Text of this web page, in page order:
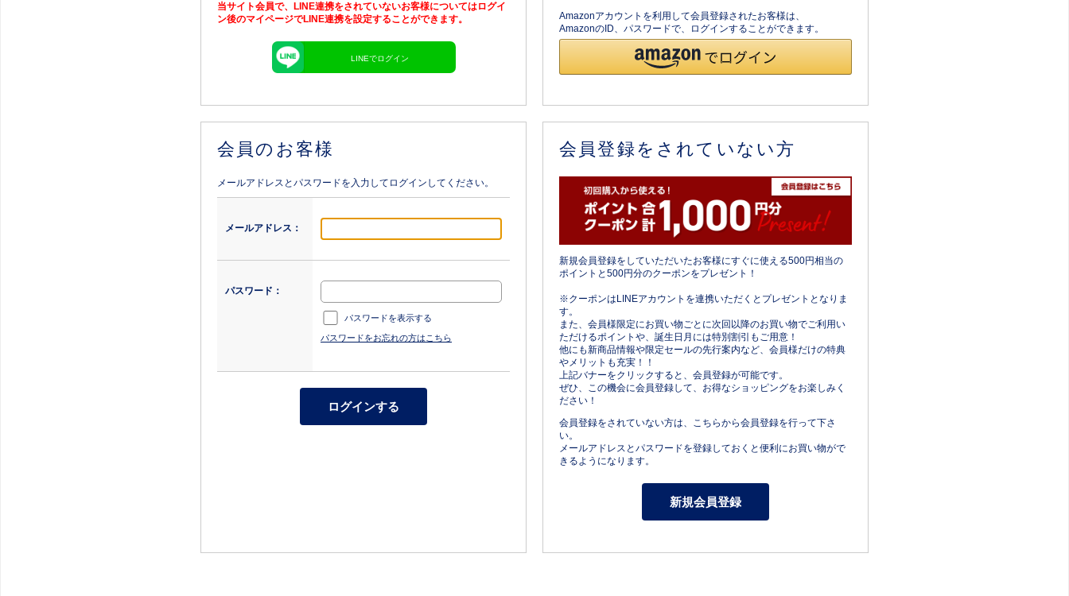
当サイト会員で、LINE連携をされていないお客様についてはログイ
ン後のマイページでLINE連携を設定することができます。
LINEでログイン
Amazonアカウントを利用して会員登録されたお客様は、
AmazonのID、パスワードで、ログインすることができます。
会員のお客様
メールアドレスとパスワードを入力してログインしてください。
メールアドレス：
パスワード：
パスワードを表示する
パスワードをお忘れの方はこちら
会員登録をされていない方
新規会員登録をしていただいたお客様にすぐに使える500円相当の
ポイントと500円分のクーポンをプレゼント！
※クーポンはLINEアカウントを連携いただくとプレゼントとなりま
す。
また、会員様限定にお買い物ごとに次回以降のお買い物でご利用い
ただけるポイントや、誕生日月には特別割引もご用意！
他にも新商品情報や限定セールの先行案内など、会員様だけの特典
やメリットも充実！！
上記バナーをクリックすると、会員登録が可能です。
ぜひ、この機会に会員登録して、お得なショッピングをお楽しみく
ださい！
会員登録をされていない方は、こちらから会員登録を行って下さ
い。
メールアドレスとパスワードを登録しておくと便利にお買い物がで
きるようになります。